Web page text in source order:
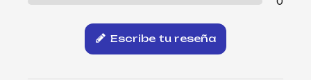
Escribe tu reseña